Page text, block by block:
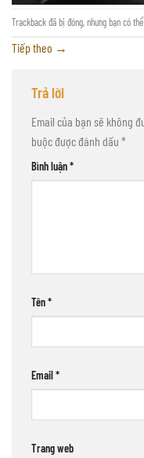
Trackback đã bị đóng, nhưng bạn có thể
Tiếp theo →
Trả lời
Email của bạn sẽ không
buộc được đánh dấu *
Bình luận*
Tên*
Email*
Trang web